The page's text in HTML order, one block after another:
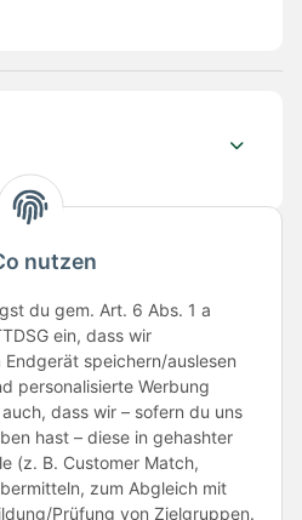
nutzen
du gem. Art. 6 Abs. 1 a
ein, dass wir
speichern/auslesen
personalisierte Werbung
dass wir – sofern du uns
hast – diese in gehashter
(z. B. Customer Match,
zum Abgleich mit
Prüfung von Zielgruppen.